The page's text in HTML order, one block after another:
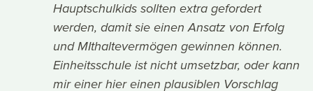
Hauptschulkids sollten extra gefordert
werden, damit sie einen Ansatz von Erfolg
und MIthaltevermögen gewinnen können.
Einheitsschule ist nicht umsetzbar, oder kann
mir einer hier einen plausiblen Vorschlag